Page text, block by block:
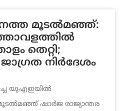
മൂടൽമഞ്ഞ്:
തെറ്റി;
നിർദേശം
യുഎഇയിൽ
ഷാർജ രാജ്യാന്തര